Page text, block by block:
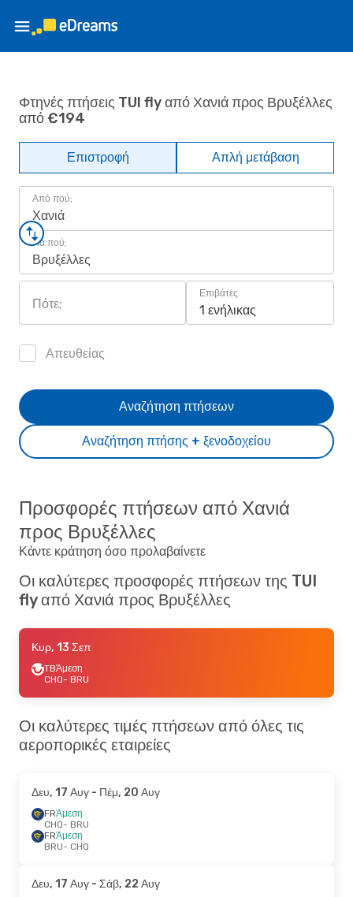
Φτηνές πτήσεις TUI fly από Χανιά προς Βρυξέλλες
από €194
Επιστροφή Απλή μετάβαση
Από πού;
Χανιά
Για πού;
Βρυξέλλες
Πότε;
Επιβάτες
1 ενήλικας
Απευθείας
Αναζήτηση πτήσης + ξενοδοχείου
Αναζήτηση πτήσεων
Προσφορές πτήσεων από Χανιά
προς Βρυξέλλες
Κάντε κράτηση όσο προλαβαίνετε
Οι καλύτερες προσφορές πτήσεων της TUI
fly από Χανιά προς Βρυξέλλες
Κυρ, 13 Σεπ
TBΆμεση
CHQ- BRU
Οι καλύτερες τιμές πτήσεων από όλες τις
αεροπορικές εταιρείες
Δευ, 17 Αυγ - Πέμ, 20 Αυγ
FRΆμεση
CHQ- BRU
FRΆμεση
BRU- CHQ
Δευ, 17 Αυγ - Σάβ, 22 Αυγ